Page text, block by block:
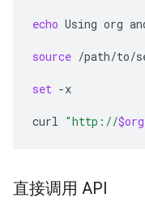
echo Using org
source /path/to/
set -x
curl "http://$org
直接调用 API